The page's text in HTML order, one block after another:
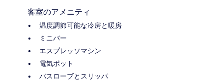
客室のアメニティ
温度調節可能な冷房と暖房
ミニバー
エスプレッソマシン
電気ポット
バスローブとスリッパ